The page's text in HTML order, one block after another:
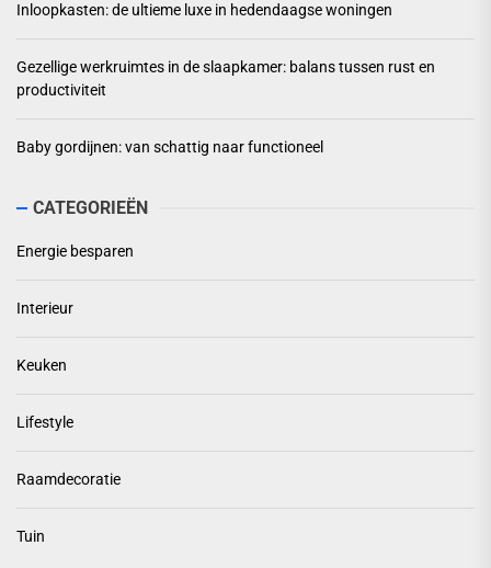
Inloopkasten: de ultieme luxe in hedendaagse woningen
Gezellige werkruimtes in de slaapkamer: balans tussen rust en
productiviteit
Baby gordijnen: van schattig naar functioneel
CATEGORIEËN
Energie besparen
Interieur
Keuken
Lifestyle
Raamdecoratie
Tuin